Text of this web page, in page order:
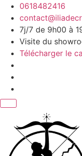
Aller
contenu
0618482416
7j/7 de 9h00 à
Visite du
Télécharger le